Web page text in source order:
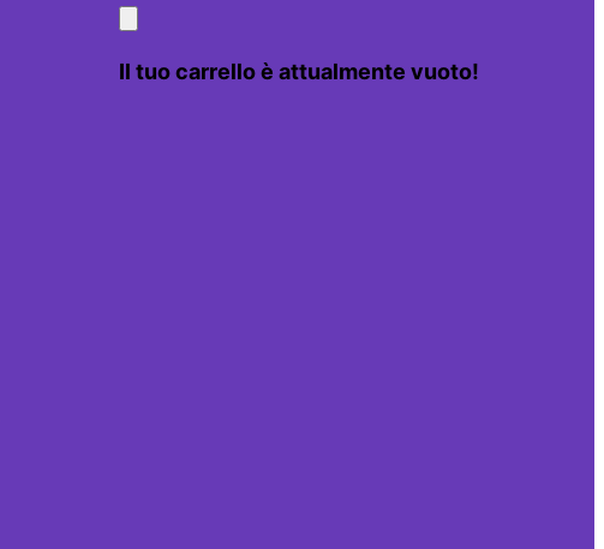
Il tuo carrello è attualmente vuoto!